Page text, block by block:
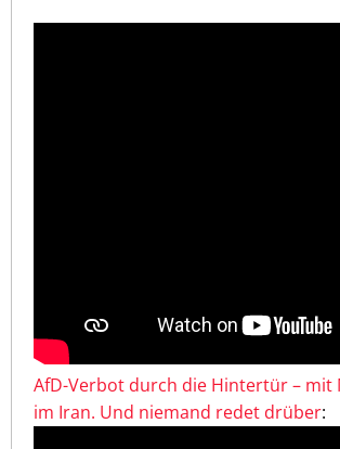
AfD-Verbot durch die Hintertür – mit
im Iran. Und niemand redet drüber: